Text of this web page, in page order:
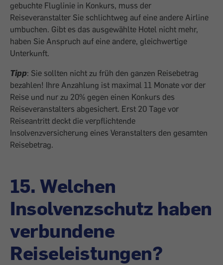
gebuchte Fluglinie in Konkurs, muss der
Reiseveranstalter Sie schlichtweg auf eine andere Airline
umbuchen. Gibt es das ausgewählte Hotel nicht mehr,
haben Sie Anspruch auf eine andere, gleichwertige
Unterkunft.
Tipp: Sie sollten nicht zu früh den ganzen Reisebetrag
bezahlen! Ihre Anzahlung ist maximal 11 Monate vor der
Reise und nur zu 20% gegen einen Konkurs des
Reiseveranstalters abgesichert. Erst 20 Tage vor
Reiseantritt deckt die verpflichtende
Insolvenzversicherung eines Veranstalters den gesamten
Reisebetrag.
15. Welchen
Insolvenzschutz haben
verbundene
Reiseleistungen?